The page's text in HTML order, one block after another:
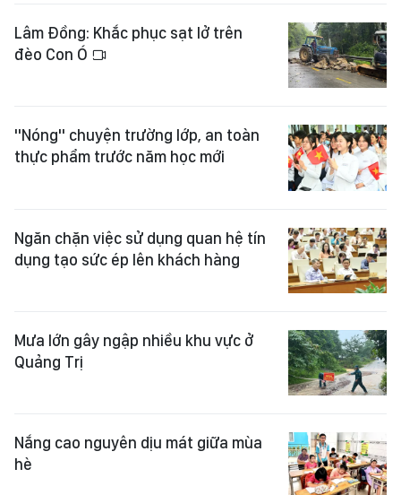
Lâm Đồng: Khắc phục sạt lở trên
đèo Con Ó
"Nóng" chuyện trường lớp, an toàn
thực phẩm trước năm học mới
Ngăn chặn việc sử dụng quan hệ tín
dụng tạo sức ép lên khách hàng
Mưa lớn gây ngập nhiều khu vực ở
Quảng Trị
Nắng cao nguyên dịu mát giữa mùa
hè